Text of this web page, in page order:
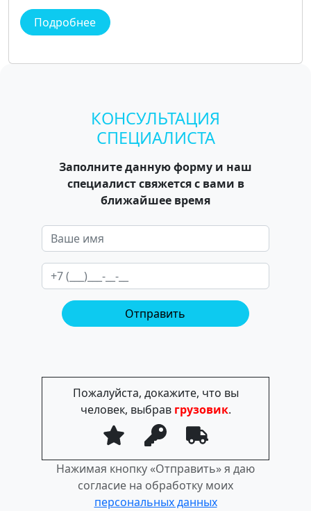
Подробнее
КОНСУЛЬТАЦИЯ
СПЕЦИАЛИСТА
Заполните данную форму и наш
специалист свяжется с вами в
ближайшее время
Пожалуйста, докажите, что вы
человек, выбравгрузовик.
Нажимая кнопку «Отправить» я даю
согласие на обработку моих
персональных данных